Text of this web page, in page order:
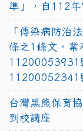
準」，自112
「傳染病防治
條之1條文，業
11200053931
11200052341
台灣黑熊保育
到校講座